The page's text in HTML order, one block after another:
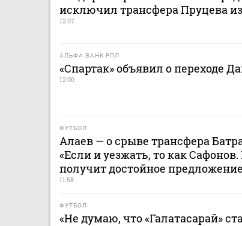
исключил трансфера Пруцева из
12:07
АЛЬФА-БАНК РПЛ
«Спартак» объявил о переходе
12:00
ФУТБОЛ
Алаев — о срыве трансфера
«Если и уезжать, то как
получит достойное
11:58
ФУТБОЛ
«Не думаю, что «Галатасарай»